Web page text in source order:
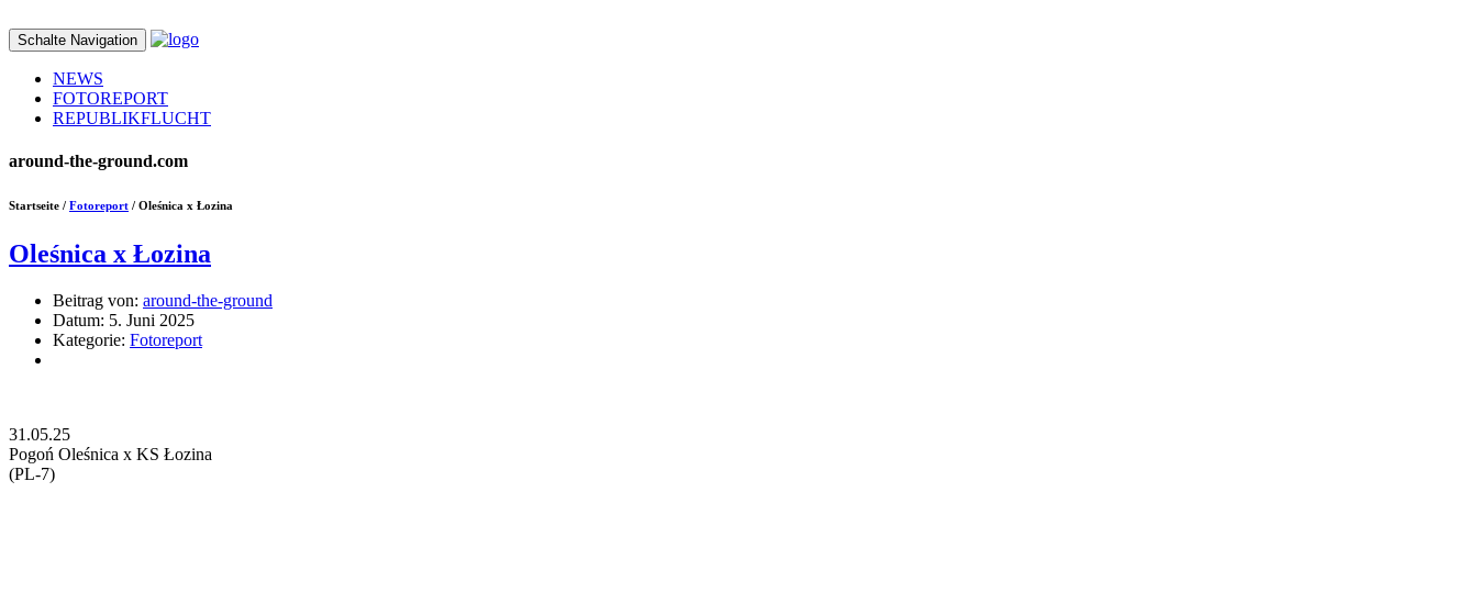
Schalte Navigation
NEWS
FOTOREPORT
REPUBLIKFLUCHT
around-the-ground.com
Startseite / Fotoreport / Oleśnica x Łozina
Oleśnica x Łozina
Beitrag von: around-the-ground
Datum: 5. Juni 2025
Kategorie: Fotoreport
31.05.25
Pogoń Oleśnica x KS Łozina
(PL-7)